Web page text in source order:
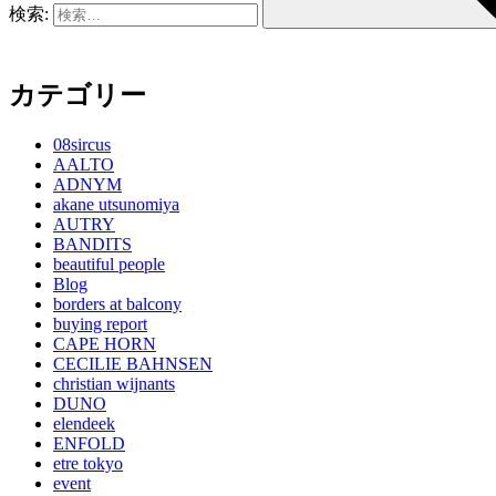
検索:
カテゴリー
08sircus
AALTO
ADNYM
akane utsunomiya
AUTRY
BANDITS
beautiful people
Blog
borders at balcony
buying report
CAPE HORN
CECILIE BAHNSEN
christian wijnants
DUNO
elendeek
ENFOLD
etre tokyo
event